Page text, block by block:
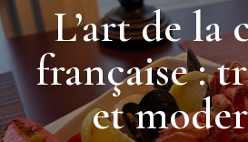
L’art de la
française :
et